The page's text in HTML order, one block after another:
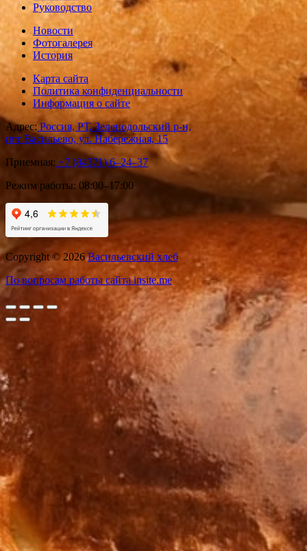
Руководство
Новости
Фотогалерея
История
Карта сайта
Политика конфиденциальности
Информация о сайте
Адрес: Россия, РТ, Зеленодольский р-н,
пгт Васильево, ул. Набережная, 15
Приемная: +7 (84371) 6‒24‒37
Режим работы: 08:00–17:00
Copyright © 2026Васильевский хлеб
По вопросам работы сайта insite.me